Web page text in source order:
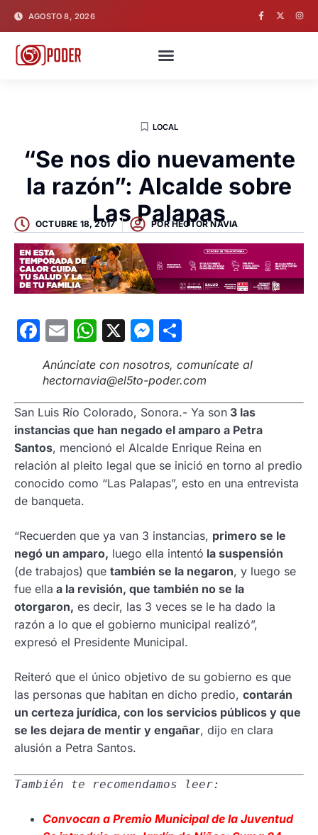
AGOSTO 8, 2026
LOCAL
“Se nos dio nuevamente
la razón”: Alcalde sobre
Las Palapas
OCTUBRE 18, 2017 PORHECTOR NAVIA
Facebook
EmailWhatsApp
X Messenger
Anúnciate con nosotros, comunícate al
hectornavia@el5to-poder.com
San Luis Río Colorado, Sonora.- Ya son 3 las
instancias que han negado el amparo a Petra
Santos, mencionó el Alcalde Enrique Reina en
relación al pleito legal que se inició en torno al predio
conocido como “Las Palapas”, esto en una entrevista
de banqueta.
“Recuerden que ya van 3 instancias, primero se le
negó un amparo, luego ella intentó la suspensión
(de trabajos) que también se la negaron, y luego se
fue ella a la revisión, que también no se la
otorgaron, es decir, las 3 veces se le ha dado la
razón a lo que el gobierno municipal realizó”,
expresó el Presidente Municipal.
Reiteró que el único objetivo de su gobierno es que
las personas que habitan en dicho predio, contarán
un certeza jurídica, con los servicios públicos y que
se les dejara de mentir y engañar, dijo en clara
alusión a Petra Santos.
También te recomendamos leer:
Convocan a Premio Municipal de la Juventud